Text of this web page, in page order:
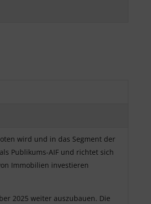
wird und in das Segment der
Publikums-AIF und richtet sich
Immobilien investieren
2025 weiter auszubauen. Die